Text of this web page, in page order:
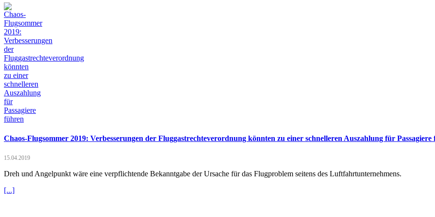
Chaos-Flugsommer 2019: Verbesserungen der Fluggastrechteverordnung könnten zu einer schnelleren Auszahlung für Passagiere
15.04.2019
Dreh und Angelpunkt wäre eine verpflichtende Bekanntgabe der Ursache für das Flugproblem seitens des Luftfahrtunternehmens.
[...]